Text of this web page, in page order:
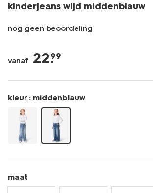
kinderjeans wijd middenblauw
nog geen beoordeling
middenblauw-
vanaf 22.
99
kleur : middenblauw
maat